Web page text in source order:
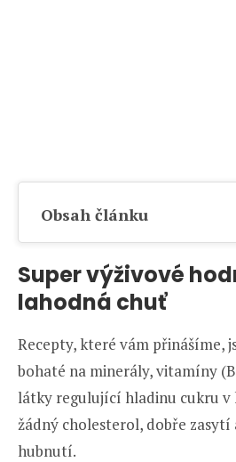
Obsah článku
Super výživové
lahodná chuť
Recepty, které vám přinášíme,
bohaté na minerály, vitamíny
látky regulující hladinu cukru v
žádný cholesterol, dobře
hubnutí.